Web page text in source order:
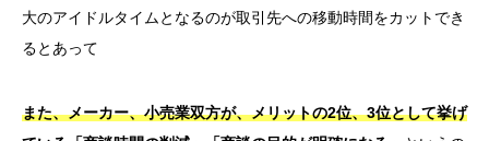
大のアイドルタイムとなるのが取引先への移動時間をカットでき
るとあって
また、メーカー、小売業双方が、メリットの2位、3位として挙げ